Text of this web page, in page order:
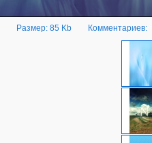
Размер: 85 Kb Комментариев: